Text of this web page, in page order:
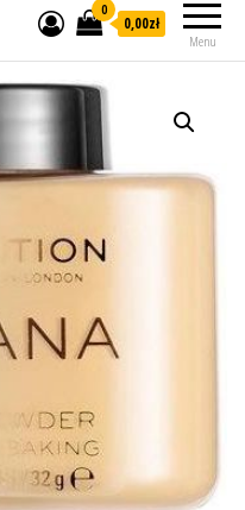
Menu
0
0,00zł